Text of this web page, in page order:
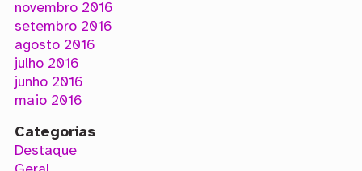
novembro 2016
setembro 2016
agosto 2016
julho 2016
junho 2016
maio 2016
Categorias
Destaque